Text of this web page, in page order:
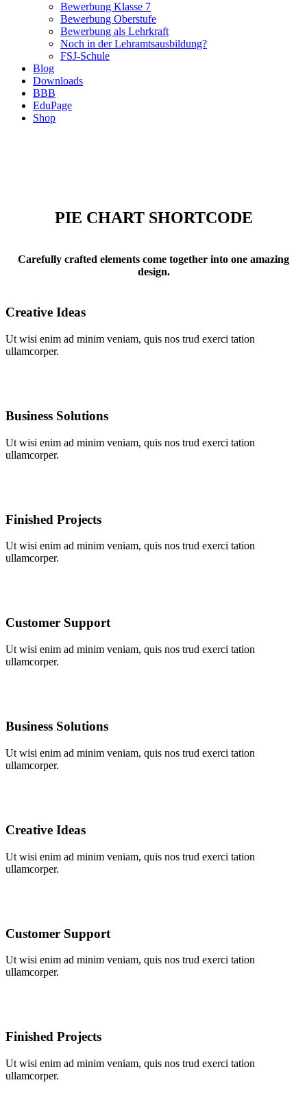
Bewerbung Klasse 7
Bewerbung Oberstufe
Bewerbung als Lehrkraft
Noch in der Lehramtsausbildung?
FSJ-Schule
Blog
Downloads
BBB
EduPage
Shop
PIE CHART SHORTCODE
Carefully crafted elements come together into one amazing
design.
Creative Ideas
Ut wisi enim ad minim veniam, quis nos trud exerci tation
ullamcorper.
Business Solutions
Ut wisi enim ad minim veniam, quis nos trud exerci tation
ullamcorper.
Finished Projects
Ut wisi enim ad minim veniam, quis nos trud exerci tation
ullamcorper.
Customer Support
Ut wisi enim ad minim veniam, quis nos trud exerci tation
ullamcorper.
Business Solutions
Ut wisi enim ad minim veniam, quis nos trud exerci tation
ullamcorper.
Creative Ideas
Ut wisi enim ad minim veniam, quis nos trud exerci tation
ullamcorper.
Customer Support
Ut wisi enim ad minim veniam, quis nos trud exerci tation
ullamcorper.
Finished Projects
Ut wisi enim ad minim veniam, quis nos trud exerci tation
ullamcorper.